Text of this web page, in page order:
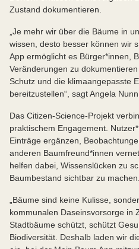
Zustand dokumentieren.
„Je mehr wir über die Bäume in
wissen, desto besser können wir
App ermöglicht es Bürger*innen,
Veränderungen zu
Schutz und die klimaangepasste
bereitzustellen“, sagt Angela
Das Citizen-Science-Projekt
praktischem Engagement.
Einträge ergänzen,
anderen Baumfreund*innen
helfen dabei, Wissenslücken zu
Baumbestand sichtbar zu machen.
„Bäume sind keine Kulisse,
kommunalen Daseinsvorsorge in
Stadtbäume schützt, schützt
Biodiversität. Deshalb laden wir